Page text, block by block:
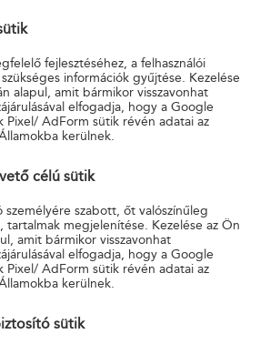
megoldásokkal támogatja a kényelmes
felhasználók belépnek a digitális
a papír alapú, QR-kóddal ellátott
keresztüli fizetésével. Az applikáció
hogy egyszerű, gyors, elég hozzá egy
és a nap 24 órájában elérhető. Az
mellett, 2022. decemberétől már
Hűségprogram főbb funkciói is. A
az iCsekk mellett az OTP Csoport
valamint az Erste Mobilpay
fejlesztéséhez, a felhasználói
információk gyűjtése. Kezelése
alapul, amit bármikor visszavonhat
elfogadja, hogy a Google
Pixel/ AdForm sütik révén adatai az
kerülnek.
célú sütik
személyére szabott, őt valószínűleg
megjelenítése. Kezelése az Ön
amit bármikor visszavonhat
elfogadja, hogy a Google
Pixel/ AdForm sütik révén adatai az
kerülnek.
sütik